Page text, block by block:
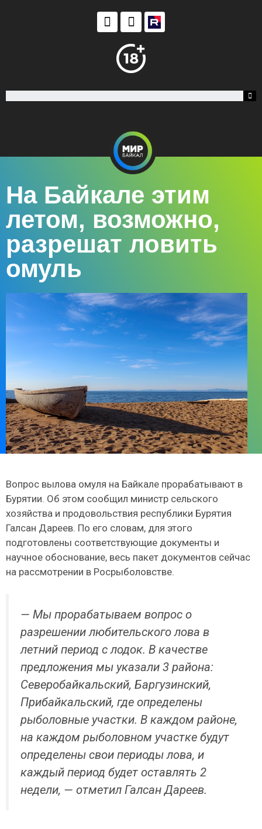
На Байкале этим
летом, возможно,
разрешат ловить
омуль
Вопрос вылова омуля на Байкале прорабатывают в
Бурятии. Об этом сообщил министр сельского
хозяйства и продовольствия республики Бурятия
Галсан Дареев. По его словам, для этого
подготовлены соответствующие документы и
научное обоснование, весь пакет документов сейчас
на рассмотрении в Росрыболовстве.
— Мы прорабатываем вопрос о
разрешении любительского лова в
летний период с лодок. В качестве
предложения мы указали 3 района:
Северобайкальский, Баргузинский,
Прибайкальский, где определены
рыболовные участки. В каждом районе,
на каждом рыболовном участке будут
определены свои периоды лова, и
каждый период будет оставлять 2
недели, — отметил Галсан Дареев.